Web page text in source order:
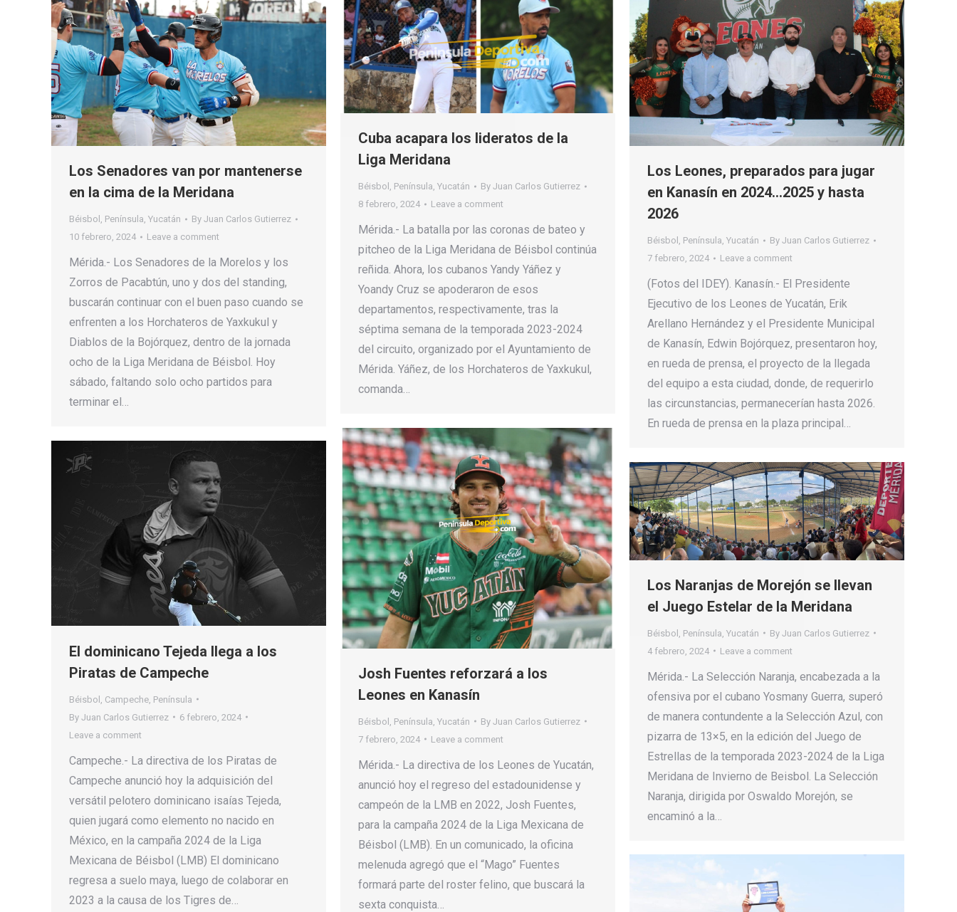
Los Senadores van por mantenerse
en la cima de la Meridana
Béisbol , Península, Yucatán By Juan Carlos Gutierrez
10 febrero, 2024
Leave a comment
Mérida.- Los Senadores de la Morelos y los
Zorros de Pacabtún, uno y dos del standing,
buscarán continuar con el buen paso cuando se
enfrenten a los Horchateros de Yaxkukul y
Diablos de la Bojórquez, dentro de la jornada
ocho de la Liga Meridana de Béisbol. Hoy
sábado, faltando solo ocho partidos para
terminar el…
Cuba acapara los lideratos de la
Liga Meridana
Béisbol , Península, Yucatán By Juan Carlos Gutierrez
8 febrero, 2024
Leave a comment
Mérida.- La batalla por las coronas de bateo y
pitcheo de la Liga Meridana de Béisbol continúa
reñida. Ahora, los cubanos Yandy Yáñez y
Yoandy Cruz se apoderaron de esos
departamentos, respectivamente, tras la
séptima semana de la temporada 2023-2024
del circuito, organizado por el Ayuntamiento de
Mérida. Yáñez, de los Horchateros de Yaxkukul,
comanda…
Los Leones, preparados para jugar
en Kanasín en 2024…2025 y hasta
2026
Béisbol , Península, Yucatán By Juan Carlos Gutierrez
7 febrero, 2024
Leave a comment
(Fotos del IDEY). Kanasín.- El Presidente
Ejecutivo de los Leones de Yucatán, Erik
Arellano Hernández y el Presidente Municipal
de Kanasín, Edwin Bojórquez, presentaron hoy,
en rueda de prensa, el proyecto de la llegada
del equipo a esta ciudad, donde, de requerirlo
las circunstancias, permanecerían hasta 2026.
En rueda de prensa en la plaza principal…
Josh Fuentes reforzará a los
Leones en Kanasín
Béisbol Península Yucatán By Juan Carlos Gutierrez
7 febrero, 2024
Leave a comment
Mérida.- La directiva de los Leones de Yucatán,
anunció hoy el regreso del estadounidense y
campeón de la LMB en 2022, Josh Fuentes,
para la campaña 2024 de la Liga Mexicana de
Béisbol (LMB). En un comunicado, la oficina
melenuda agregó que el “Mago” Fuentes
formará parte del roster felino, que buscará la
sexta conquista…
El dominicano Tejeda llega a los
Piratas de Campeche
Béisbol Campeche Península
By Juan Carlos Gutierrez
6 febrero, 2024
Leave a comment
Campeche.- La directiva de los Piratas de
Campeche anunció hoy la adquisición del
versátil pelotero dominicano isaías Tejeda,
quien jugará como elemento no nacido en
México, en la campaña 2024 de la Liga
Mexicana de Béisbol (LMB) El dominicano
regresa a suelo maya, luego de colaborar en
2023 a la causa de los Tigres de…
Los Naranjas de Morejón se llevan
el Juego Estelar de la Meridana
Béisbol Península Yucatán By Juan Carlos Gutierrez
4 febrero, 2024
Leave a comment
Mérida.- La Selección Naranja, encabezada a la
ofensiva por el cubano Yosmany Guerra, superó
de manera contundente a la Selección Azul, con
pizarra de 13×5, en la edición del Juego de
Estrellas de la temporada 2023-2024 de la Liga
Meridana de Invierno de Beisbol. La Selección
Naranja, dirigida por Oswaldo Morejón, se
encaminó a la…